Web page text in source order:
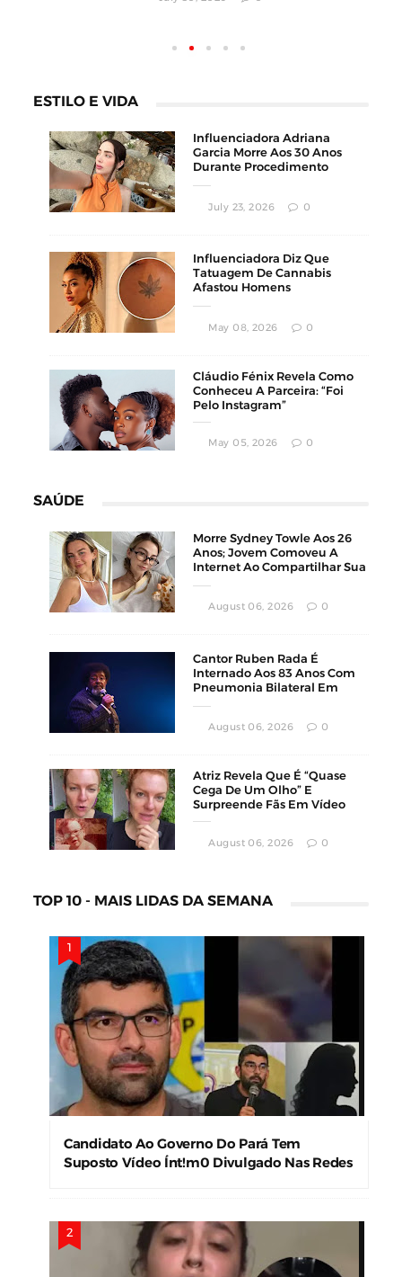
ESTILO E VIDA
Influenciadora Adriana
Garcia Morre Aos 30 Anos
Durante Procedimento
July 23, 2026 0
Influenciadora Diz Que
Tatuagem De Cannabis
Afastou Homens
May 08, 2026 0
Cláudio Fénix Revela Como
Conheceu A Parceira: “Foi
Pelo Instagram”
May 05, 2026 0
SAÚDE
Morre Sydney Towle Aos 26
Anos; Jovem Comoveu A
Internet Ao Compartilhar Sua
August 06, 2026 0
Cantor Ruben Rada É
Internado Aos 83 Anos Com
Pneumonia Bilateral Em
August 06, 2026 0
Atriz Revela Que É “Quase
Cega De Um Olho” E
Surpreende Fãs Em Vídeo
August 06, 2026 0
TOP 10 - MAIS LIDAS DA SEMANA
Candidato Ao Governo Do Pará Tem
Suposto Vídeo Ínt!m0 Divulgado Nas Redes